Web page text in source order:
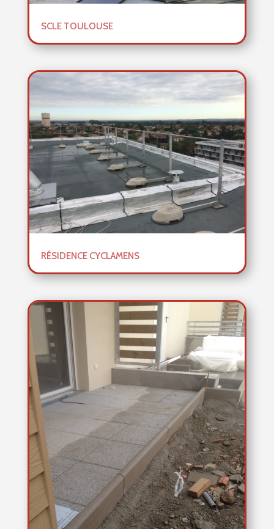
SCLE TOULOUSE
RÉSIDENCE CYCLAMENS